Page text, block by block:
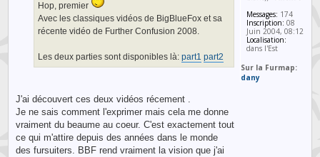
Hop, premier
Avec les classiques vidéos de BigBlueFox et sa
récente vidéo de Further Confusion 2008.
Les deux parties sont disponibles là:part1 part2
J'ai découvert ces deux vidéos récement .
Je ne sais comment l'exprimer mais cela me donne
vraiment du beaume au coeur. C'est exactement tout
ce qui m'attire depuis des années dans le monde
des fursuiters. BBF rend vraiment la vision que j'ai
Messages: 174
Inscription: 08
Juin 2004, 08:12
Localisation:
dans l'Est
Sur la Furmap:
dany